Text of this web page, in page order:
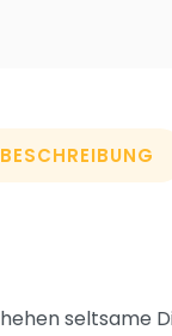
BESCHREIBUNG
seltsame